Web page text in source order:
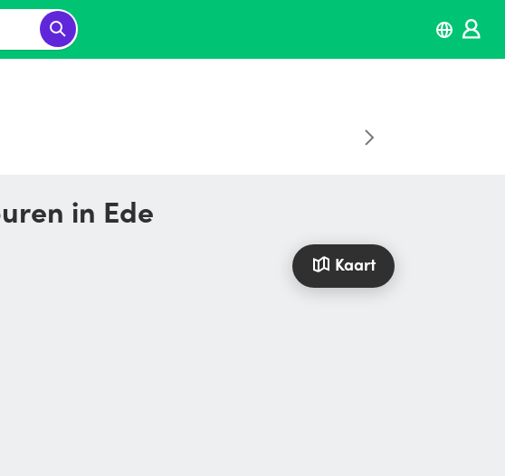
in Ede
Kaart